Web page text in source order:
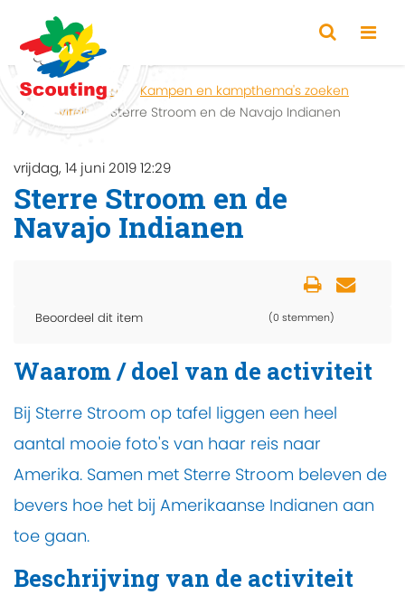
Home Zoeken
Kampen en kampthema's zoeken
Activiteit
Sterre Stroom en de Navajo Indianen
vrijdag, 14 juni 2019 12:29
Sterre Stroom en de
Navajo Indianen
Beoordeel dit item (0 stemmen)
Waarom / doel van de activiteit
Bij Sterre Stroom op tafel liggen een heel
aantal mooie foto's van haar reis naar
Amerika. Samen met Sterre Stroom beleven de
bevers hoe het bij Amerikaanse Indianen aan
toe gaan.
Beschrijving van de activiteit